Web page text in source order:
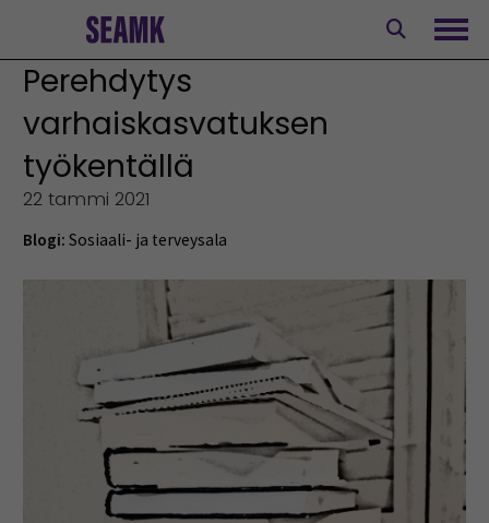
Perehdytys
varhaiskasvatuksen
työkentällä
22 tammi 2021
Blogi: Sosiaali- ja terveysala